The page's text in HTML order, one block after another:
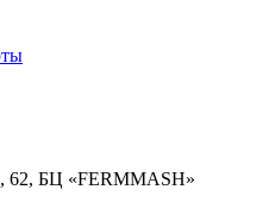
62, БЦ «FERMMASH»